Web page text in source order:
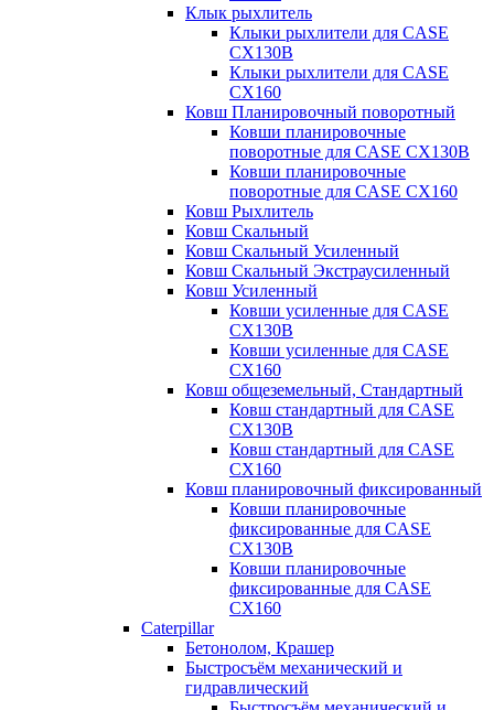
Клык рыхлитель
Клыки рыхлители для CASE
CX130B
Клыки рыхлители для CASE
CX160
Ковш Планировочный поворотный
Ковши планировочные
поворотные для CASE CX130B
Ковши планировочные
поворотные для CASE CX160
Ковш Рыхлитель
Ковш Скальный
Ковш Скальный Усиленный
Ковш Скальный Экстраусиленный
Ковш Усиленный
Ковши усиленные для CASE
CX130B
Ковши усиленные для CASE
CX160
Ковш общеземельный, Стандартный
Ковш стандартный для CASE
CX130B
Ковш стандартный для CASE
CX160
Ковш планировочный фиксированный
Ковши планировочные
фиксированные для CASE
CX130B
Ковши планировочные
фиксированные для CASE
CX160
Caterpillar
Бетонолом, Крашер
Быстросъём механический и
гидравлический